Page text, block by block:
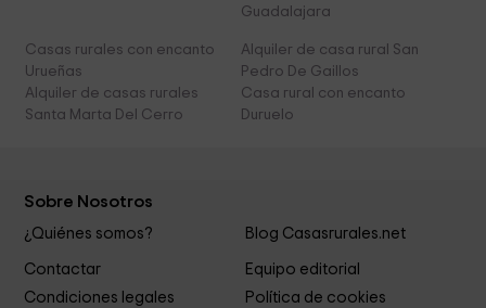
Guadalajara
Casas rurales con encanto
Urueñas
Alquiler de casa rural San
Pedro De Gaillos
Alquiler de casas rurales
Santa Marta Del Cerro
Casa rural con encanto
Duruelo
Sobre Nosotros
¿Quiénes somos? Blog Casasrurales.net
Contactar
Equipo editorial
Condiciones legales
Política de cookies